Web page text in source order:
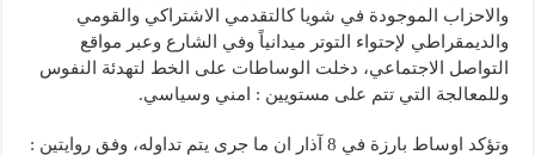
والاحزاب الموجودة في شويا كالتقدمي الاشتراكي والقومي
والديمقراطي لإحتواء التوتر ميدانياً وفي الشارع وعبر مواقع
التواصل الاجتماعي، دخلت الوساطات على الخط لتهدئة النفوس
وللمعالجة التي تتم على مستويين : امني وسياسي.
وتؤكد اوساط بارزة في 8 آذار ان ما جرى يتم تداوله، وفق روايتين :